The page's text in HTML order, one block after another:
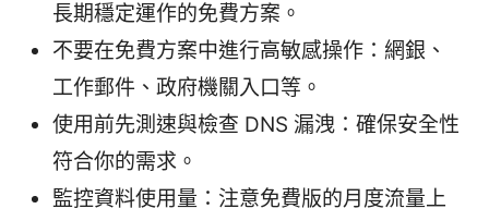
長期穩定運作的免費方案。
不要在免費方案中進行高敏感操作：網銀、
工作郵件、政府機關入口等。
使用前先測速與檢查 DNS 漏洩：確保安全性
符合你的需求。
監控資料使用量：注意免費版的月度流量上